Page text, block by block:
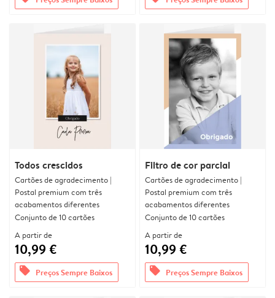
Todos crescidos
Cartões de agradecimento |
Postal premium com três
acabamentos diferentes
Conjunto de 10 cartões
A partir de
10,99 €
offers Preços Sempre Baixos
Filtro de cor parcial
Cartões de agradecimento |
Postal premium com três
acabamentos diferentes
Conjunto de 10 cartões
A partir de
10,99 €
offers Preços Sempre Baixos